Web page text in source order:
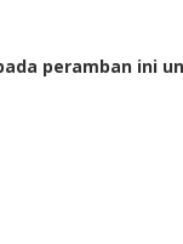
peramban ini